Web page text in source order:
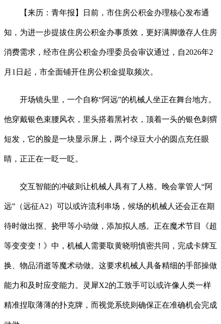
【来历：青年报】日前，市住房公积金办理核心发布通
知，为进一步提拔住房公积金办事质效，更好满脚缴存人住房
消费需求，经市住房公积金办理委员会审议通过，自2026年2
月1日起，市全面铺开住房公积金提取频次。
开场镜头里，一个自称“阿远”的机械人坐正在舞台地方。
他穿戴银色束腰风衣，里头搭着黑衬衣，顶着一头的银色刺猬
短发，它的脸是一块显示屏上，两个绿豆大小的圆点充任眼
睛，正正在一眨一眨。
交互智能的冲破则让机械人具有了人格。晚会掌管人“阿
远”（远征A2）可以或许流利串场，候场的机械人还会正在期
待时做出抠、挠甲等小动做，添加拟人感。正在魔术节目《超
等变变变！》中，机械人需要取黄晓明慎密共同，完成卡牌互
换、物品消逝等魔术动做。这要求机械人具备精细的手部操做
能力和及时应变能力。灵犀X2的工致手可以或许像人类一样
精准捏取薄薄的扑克牌，而视觉系统则确保正在准确机会完成